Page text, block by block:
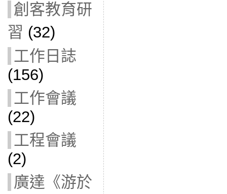
創客教育研
習 (32)
工作日誌
(156)
工作會議
(22)
工程會議
(2)
廣達《游於